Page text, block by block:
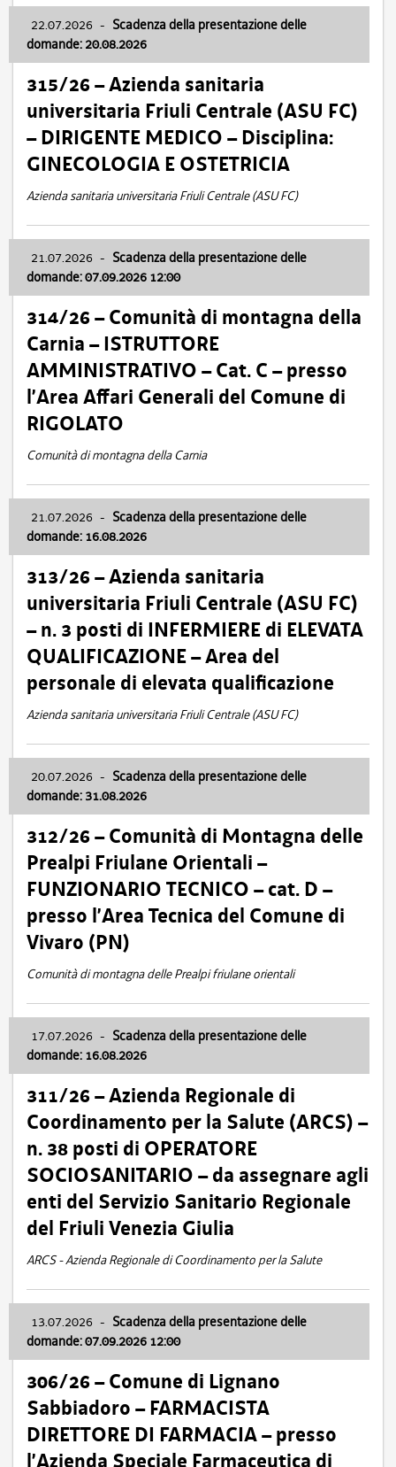
22.07.2026 - Scadenza della presentazione delle
domande: 20.08.2026
315/26 – Azienda sanitaria
universitaria Friuli Centrale (ASU FC)
– DIRIGENTE MEDICO – Disciplina:
GINECOLOGIA E OSTETRICIA
Azienda sanitaria universitaria Friuli Centrale (ASU FC)
21.07.2026 - Scadenza della presentazione delle
domande: 07.09.2026 12:00
314/26 – Comunità di montagna della
Carnia – ISTRUTTORE
AMMINISTRATIVO – Cat. C – presso
l’Area Affari Generali del Comune di
RIGOLATO
Comunità di montagna della Carnia
21.07.2026 - Scadenza della presentazione delle
domande: 16.08.2026
313/26 – Azienda sanitaria
universitaria Friuli Centrale (ASU FC)
– n. 3 posti di INFERMIERE di ELEVATA
QUALIFICAZIONE – Area del
personale di elevata qualificazione
Azienda sanitaria universitaria Friuli Centrale (ASU FC)
20.07.2026 - Scadenza della presentazione delle
domande: 31.08.2026
312/26 – Comunità di Montagna delle
Prealpi Friulane Orientali –
FUNZIONARIO TECNICO – cat. D –
presso l’Area Tecnica del Comune di
Vivaro (PN)
Comunità di montagna delle Prealpi friulane orientali
17.07.2026 - Scadenza della presentazione delle
domande: 16.08.2026
311/26 – Azienda Regionale di
Coordinamento per la Salute (ARCS) –
n. 38 posti di OPERATORE
SOCIOSANITARIO – da assegnare agli
enti del Servizio Sanitario Regionale
del Friuli Venezia Giulia
ARCS - Azienda Regionale di Coordinamento per la Salute
13.07.2026 - Scadenza della presentazione delle
domande: 07.09.2026 12:00
306/26 – Comune di Lignano
Sabbiadoro – FARMACISTA
DIRETTORE DI FARMACIA – presso
l’Azienda Speciale Farmaceutica di